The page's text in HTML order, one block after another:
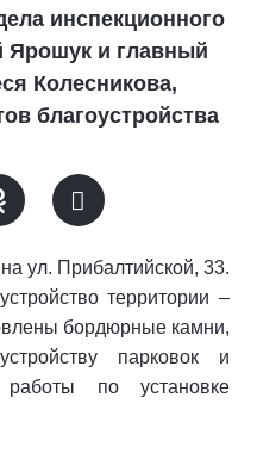
инспекционного
Ярошук и главный
Колесникова,
благоустройства
ул. Прибалтийской, 33.
территории –
бордюрные камни,
парковок и
по установке